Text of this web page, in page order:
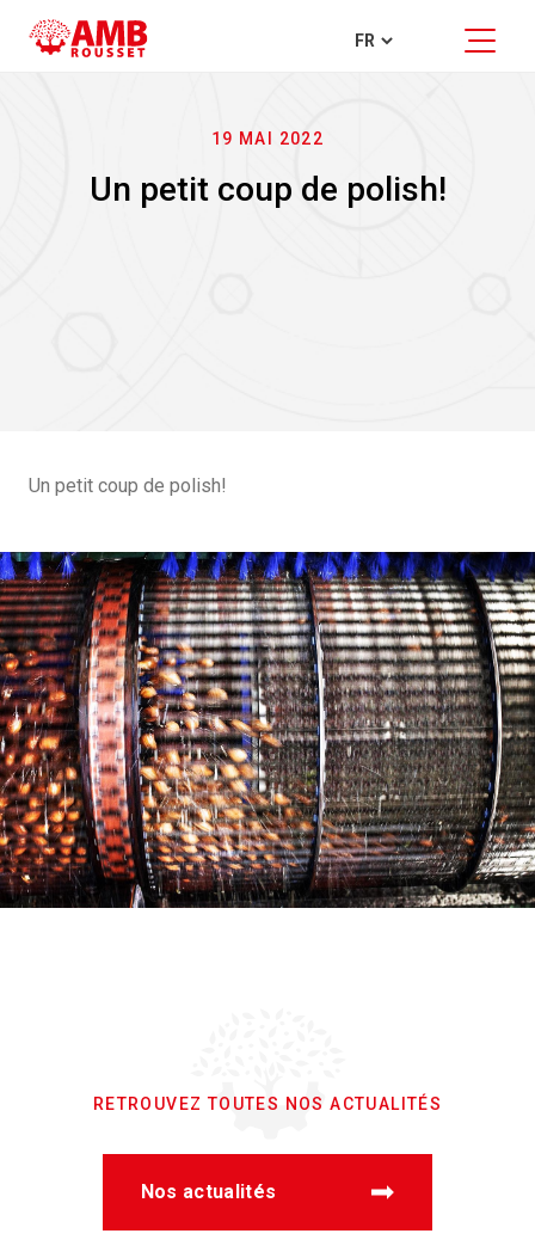
19 MAI 2022
Un petit coup de polish!
Un petit coup de polish!
RETROUVEZ TOUTES NOS ACTUALITÉS
Nos actualités